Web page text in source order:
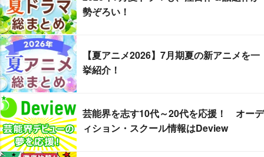
勢ぞろい！
【夏アニメ2026】7月期夏の新アニメを一
挙紹介！
芸能界を志す10代～20代を応援！ オーデ
ィション・スクール情報はDeview